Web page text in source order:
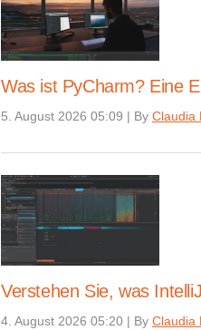
Was ist PyCharm? Eine
5. August 2026 05:09 | By Claudia
Verstehen Sie, was
4. August 2026 05:20 | By Claudia